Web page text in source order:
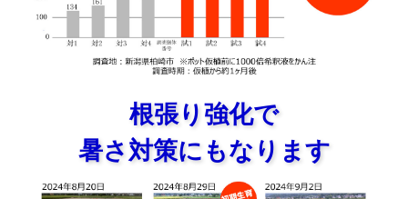
根張り強化で
暑さ対策にもなります